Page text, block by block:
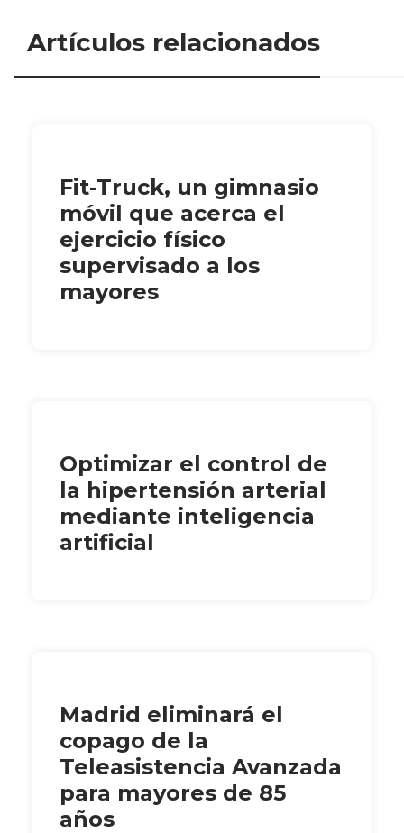
Artículos relacionados
Fit-Truck, un gimnasio
móvil que acerca el
ejercicio físico
supervisado a los
mayores
Optimizar el control de
la hipertensión arterial
mediante inteligencia
artificial
Madrid eliminará el
copago de la
Teleasistencia Avanzada
para mayores de 85
años